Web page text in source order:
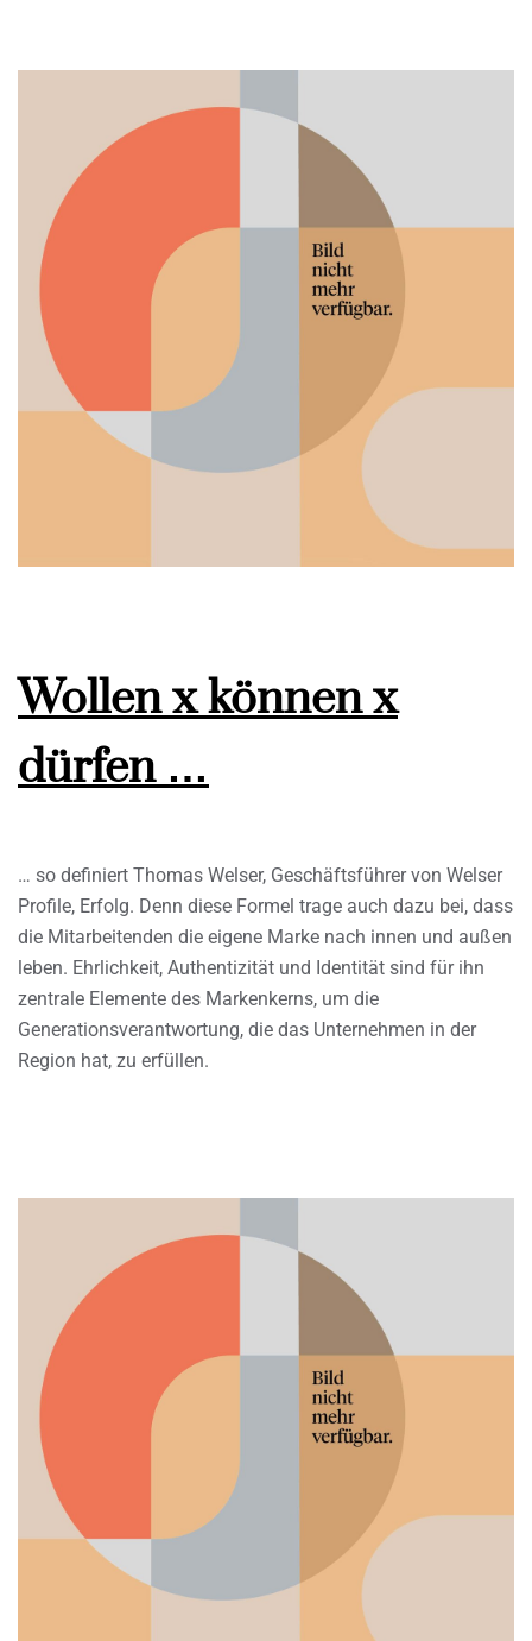
Wollen x können x
dürfen …
… so definiert Thomas Welser, Geschäftsführer von Welser
Profile, Erfolg. Denn diese Formel trage auch dazu bei, dass
die Mitarbeitenden die eigene Marke nach innen und außen
leben. Ehrlichkeit, Authentizität und Identität sind für ihn
zentrale Elemente des Markenkerns, um die
Generationsverantwortung, die das Unternehmen in der
Region hat, zu erfüllen.